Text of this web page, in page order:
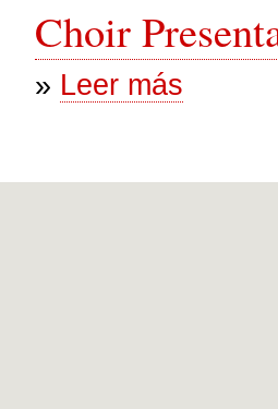
Choir
» Leer más